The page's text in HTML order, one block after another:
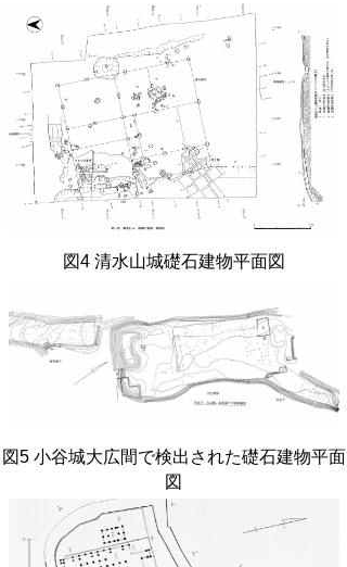
図4 清水山城礎石建物平面図
図5 小谷城大広間で検出された礎石建物平面
図